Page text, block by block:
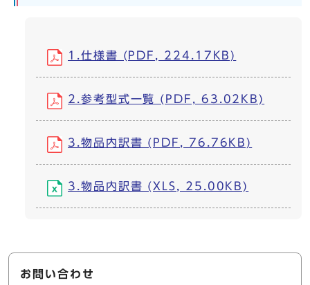
1.仕様書 (PDF, 224.17KB)
2.参考型式一覧 (PDF, 63.02KB)
3.物品内訳書 (PDF, 76.76KB)
3.物品内訳書 (XLS, 25.00KB)
お問い合わせ